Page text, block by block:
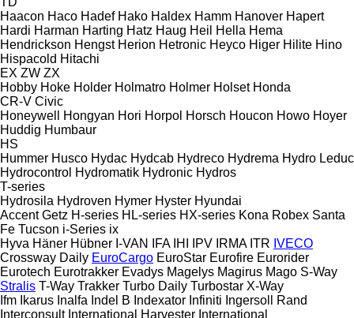
Haacon Haco Hadef Hako Haldex Hamm Hanover Hapert
Hardi Harman Harting Hatz Haug Heil Hella Hema
Hendrickson Hengst Herion Hetronic Heyco Higer Hilite Hino
Hispacold Hitachi
EX ZW ZX
Hobby Hoke Holder Holmatro Holmer Holset Honda
CR-V Civic
Honeywell
Hongyan Hori Horpol Horsch Houcon Howo Hoyer
Huddig Humbaur
HS
Hummer Husco Hydac Hydcab Hydreco Hydrema Hydro Leduc
Hydrocontrol Hydromatik Hydronic Hydros
T-series
Hydrosila Hydroven Hymer Hyster Hyundai
Accent Getz H-series HL-series HX-series Kona Robex Santa
Fe Tucson i-Series ix
Hyva Häner Hübner I-VAN IFA IHI IPV IRMA ITR IVECO
Crossway Daily EuroCargo EuroStar Eurofire Eurorider
Eurotech Eurotrakker Evadys Magelys Magirus Mago S-Way
Stralis T-Way Trakker Turbo Daily Turbostar X-Way
Ifm Ikarus Inalfa Indel B Indexator Infiniti Ingersoll Rand
Interconsult International Harvester International